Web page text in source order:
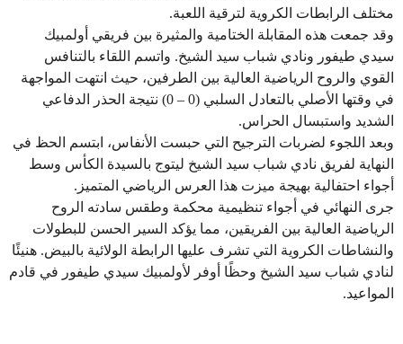
مختلف الرابطات الكروية لترقية اللعبة.
​وقد جمعت هذه المقابلة الختامية والمثيرة بين فريقي أولمبيك
سيدي طيفور ونادي شباب سيد الشيخ. واتسم اللقاء بالتنافس
القوي والروح الرياضية العالية بين الطرفين، حيث انتهت المواجهة
في وقتها الأصلي بالتعادل السلبي (0 – 0) نتيجة الحذر الدفاعي
الشديد واستبسال الحراس.
​وبعد اللجوء لضربات الترجيح التي حبست الأنفاس، ابتسم الحظ في
النهاية لفريق نادي شباب سيد الشيخ ليتوج بالسيدة الكأس وسط
أجواء احتفالية بهيجة ميزت هذا العرس الرياضي المتميز.
جرى النهائي في أجواء تنظيمية محكمة وطقس سادته الروح
الرياضية العالية بين الفريقين، مما يؤكد السير الحسن للبطولات
والنشاطات الكروية التي تشرف عليها الرابطة الولائية بالبيض. هنيئًا
لنادي شباب سيد الشيخ وحظًا أوفر لأولمبيك سيدي طيفور في قادم
المواعيد.